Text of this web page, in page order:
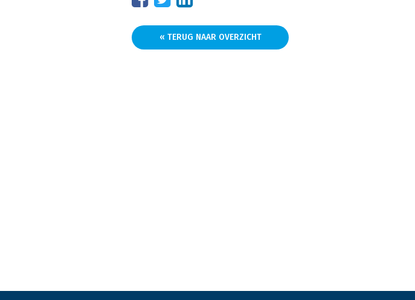
« TERUG NAAR OVERZICHT